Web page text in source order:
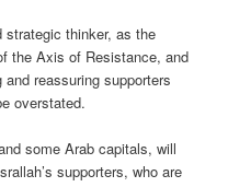
strategic thinker, as the
the Axis of Resistance, and
reassuring supporters
overstated.
some Arab capitals, will
supporters, who are